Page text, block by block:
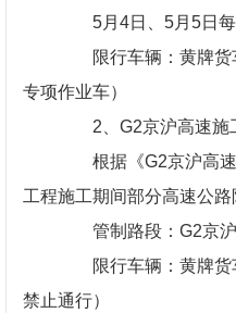
5月4日、5月5日每
限行车辆：黄牌货
专项作业车）
2、G2京沪高速施
根据《G2京沪高速
工程施工期间部分高速公路
管制路段：G2京沪
限行车辆：黄牌货
禁止通行）